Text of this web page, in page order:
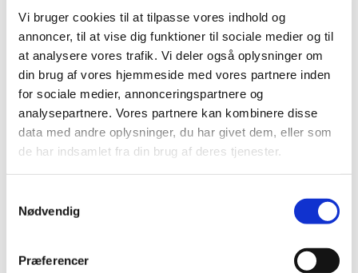
Vi bruger cookies til at tilpasse vores indhold og
annoncer, til at vise dig funktioner til sociale medier og til
at analysere vores trafik. Vi deler også oplysninger om
din brug af vores hjemmeside med vores partnere inden
for sociale medier, annonceringspartnere og
analysepartnere. Vores partnere kan kombinere disse
data med andre oplysninger, du har givet dem, eller som
de har indsamlet fra din brug af deres tjenester.
Nødvendig
Præferencer
så har du chancen for at købe et udvalg af
julevarer i vores webshop, når den er åben i
perioden d. 5.- 15. december. Find vores shop på
https://danskkfukwebshop.co.uk/
Du vil måske også kunne